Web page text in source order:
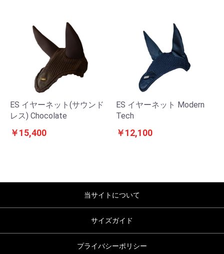
ES イヤーネット(サウンド
レス) Chocolate
￥15,400
ES イヤーネット Modern
Tech
￥12,100
当サイトについて
サイズガイド
プライバシーポリシー